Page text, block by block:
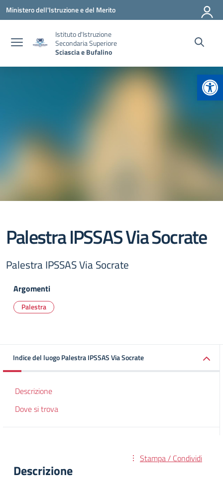
Vai ai contenuti
Vai al menu di navigazione
Vai al footer
Ministero dell'Istruzione e del Merito
Istituto d'Istruzione
Secondaria Superiore
Sciascia e Bufalino
Palestra IPSSAS Via Socrate
Palestra IPSSAS Via Socrate
Argomenti
Palestra
Indice del luogo Palestra IPSSAS Via Socrate
Descrizione
Dove si trova
Stampa / Condividi
Descrizione